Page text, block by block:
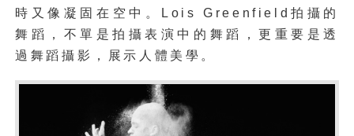
時又像凝固在空中。Lois Greenfield拍攝的
舞蹈，不單是拍攝表演中的舞蹈，更重要是透
過舞蹈攝影，展示人體美學。